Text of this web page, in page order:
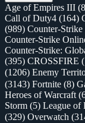
Age of Empires III
Call of Duty4 (164)
(989) Counter-Strike
Counter-Strike
Counter-Strike:
(395) CROSSFIRE
(1206) Enemy
(3143) Fortnite (8)
Heroes of Warcraft
Storm (5) League of
(329) Overwatch